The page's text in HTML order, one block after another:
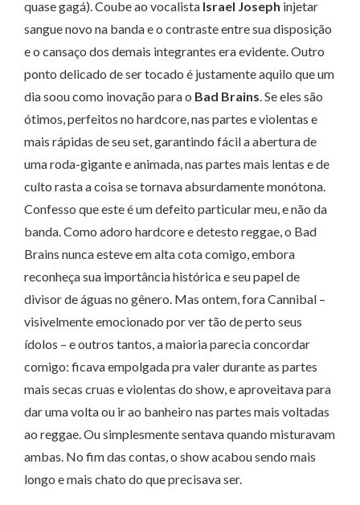
quase gagá). Coube ao vocalista Israel Joseph injetar
sangue novo na banda e o contraste entre sua disposição
e o cansaço dos demais integrantes era evidente. Outro
ponto delicado de ser tocado é justamente aquilo que um
dia soou como inovação para o Bad Brains. Se eles são
ótimos, perfeitos no hardcore, nas partes e violentas e
mais rápidas de seu set, garantindo fácil a abertura de
uma roda-gigante e animada, nas partes mais lentas e de
culto rasta a coisa se tornava absurdamente monótona.
Confesso que este é um defeito particular meu, e não da
banda. Como adoro hardcore e detesto reggae, o Bad
Brains nunca esteve em alta cota comigo, embora
reconheça sua importância histórica e seu papel de
divisor de águas no gênero. Mas ontem, fora Cannibal –
visivelmente emocionado por ver tão de perto seus
ídolos – e outros tantos, a maioria parecia concordar
comigo: ficava empolgada pra valer durante as partes
mais secas cruas e violentas do show, e aproveitava para
dar uma volta ou ir ao banheiro nas partes mais voltadas
ao reggae. Ou simplesmente sentava quando misturavam
ambas. No fim das contas, o show acabou sendo mais
longo e mais chato do que precisava ser.